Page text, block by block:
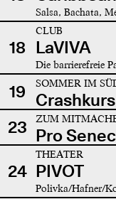
Salsa, Bachata,
18
CLUB
LaVIVA
Die barrierefreie
19 SOMMER IM
23
ZUM
Pro
24
THEATER
PIVOT
Polivka/Hafner/